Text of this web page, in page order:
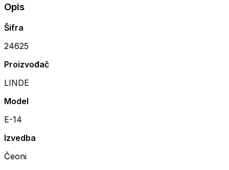
Opis
Šifra
24625
Proizvođač
LINDE
Model
E-14
Izvedba
Čeoni